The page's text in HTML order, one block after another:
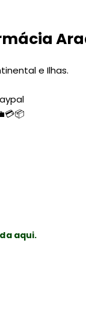
e Ilhas.
aqui.